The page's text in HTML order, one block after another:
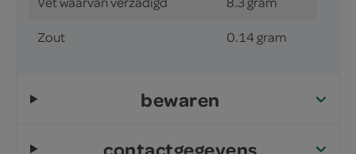
Zout 0.14 gram
bewaren
contactgegevens